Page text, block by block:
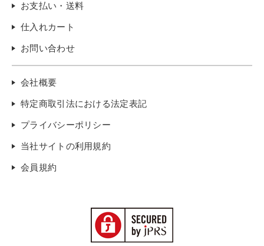
お支払い・送料
仕入れカート
お問い合わせ
会社概要
特定商取引法における法定表記
プライバシーポリシー
当社サイトの利用規約
会員規約